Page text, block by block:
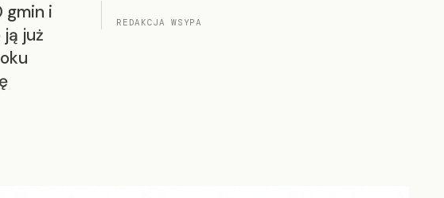
gmin i
już
REDAKCJA WSYPA